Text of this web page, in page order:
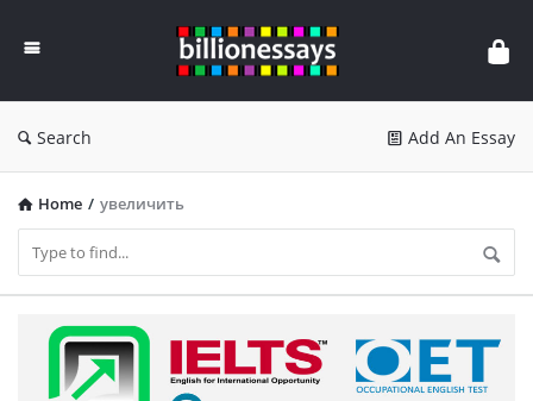
Essays
Search Add An Essay
Home / увеличить